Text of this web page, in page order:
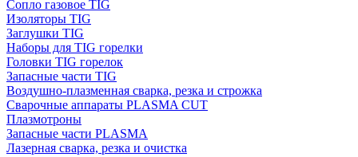
Сопло газовое TIG
Изоляторы TIG
Заглушки TIG
Наборы для TIG горелки
Головки TIG горелок
Запасные части TIG
Воздушно-плазменная сварка, резка и строжка
Сварочные аппараты PLASMA CUT
Плазмотроны
Запасные части PLASMA
Лазерная сварка, резка и очистка